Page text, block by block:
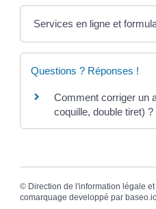
Services en ligne et
Questions ? Réponses !
Comment corriger un
coquille, double tiret) ?
© Direction de l'information légale
comarquage developpé par